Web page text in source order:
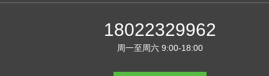
18022329962
周一至周六 9:00-18:00